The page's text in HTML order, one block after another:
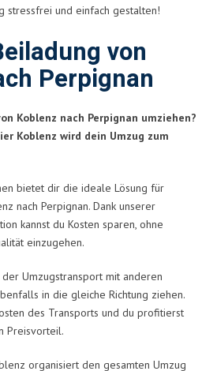
stressfrei und einfach gestalten!
von
Perpignan
Koblenz nach Perpignan umziehen?
Koblenz wird dein Umzug zum
bietet dir die ideale Lösung für
nach Perpignan. Dank unserer
kannst du Kosten sparen, ohne
einzugehen.
Umzugstransport mit anderen
in die gleiche Richtung ziehen.
des Transports und du profitierst
Preisvorteil.
organisiert den gesamten Umzug